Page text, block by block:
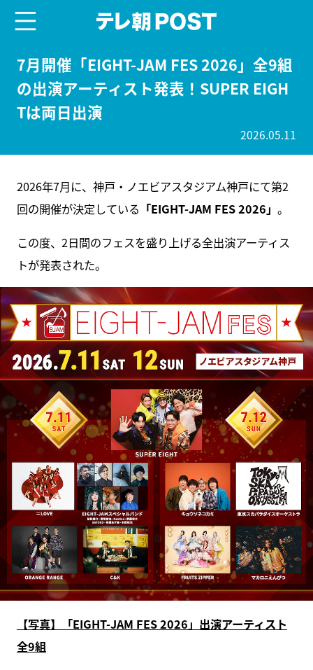
7月開催「EIGHT-JAM FES 2026」全9組
の出演アーティスト発表！SUPER EIGH
Tは両日出演
2026.05.11
2026年7月に、神戸・ノエビアスタジアム神戸にて第2
回の開催が決定している 「EIGHT-JAM FES 2026」 。
この度、2日間のフェスを盛り上げる全出演アーティス
トが発表された。
【写真】「EIGHT-JAM FES 2026」出演アーティスト
全9組